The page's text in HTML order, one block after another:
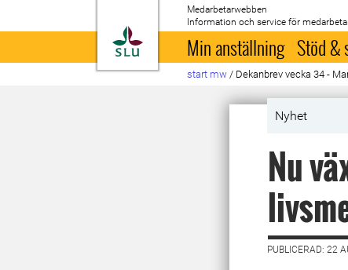
Till startsida
Medarbetarwebben
Information och service för
Min anställning Stöd &
start mw / Dekanbrev vecka 34 -
Nyhet
Nu
PUBLICERAD: 22